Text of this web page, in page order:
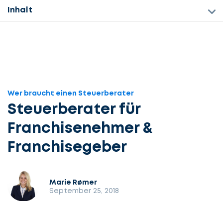
Inhalt
Wer braucht einen Steuerberater
Steuerberater für
Franchisenehmer &
Franchisegeber
Marie Rømer
September 25, 2018